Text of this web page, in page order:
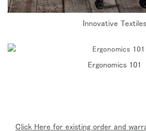
Innovative Textiles
Ergonomics 101
Click Here for existing order and